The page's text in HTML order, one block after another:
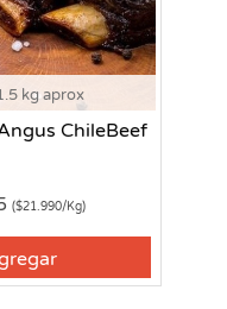
kg aprox
ChileBeef
($21.990/Kg)